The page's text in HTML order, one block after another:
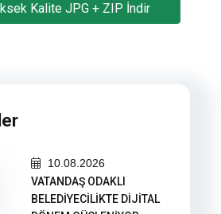
Kalite JPG + ZIP İndir
10.08.2026
VATANDAŞ ODAKLI
BELEDİYECİLİKTE DİJİTAL